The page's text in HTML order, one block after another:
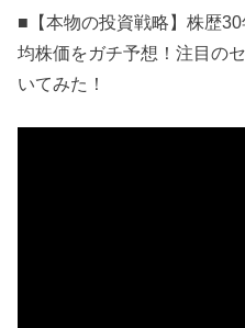
■【本物の投資戦略】株歴
均株価をガチ予想！注目の
いてみた！